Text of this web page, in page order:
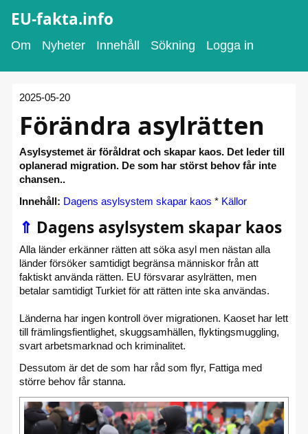
EU-fakta.info
Om Nyheter Innehåll Sökning Logga in
2025-05-20
Förändra asylrätten
Asylsystemet är föråldrat och skapar kaos. Det leder till
oplanerad migration. De som har störst behov får inte
chansen..
Innehåll: Dagens asylsystem skapar kaos * Källor
⇑ Dagens asylsystem skapar kaos
Alla länder erkänner rätten att söka asyl men nästan alla
länder försöker samtidigt begränsa människor från att
faktiskt använda rätten. EU försvarar asylrätten, men
betalar samtidigt Turkiet för att rätten inte ska användas.
Länderna har ingen kontroll över migrationen. Kaoset har lett
till främlingsfientlighet, skuggsamhällen, flyktingsmuggling,
svart arbetsmarknad och kriminalitet.
Dessutom är det de som har råd som flyr, Fattiga med
större behov får stanna.